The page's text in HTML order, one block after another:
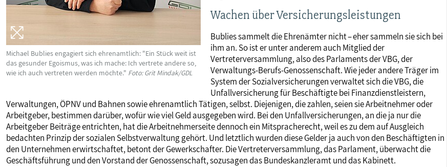
Michael Bublies engagiert sich ehrenamtlich: "Ein Stück weit ist
das gesunder Egoismus, was ich mache: Ich vertrete andere so,
wie ich auch vertreten werden möchte." Foto: Grit Mindak/GDL
Wachen über Versicherungsleistungen
Bublies sammelt die Ehrenämter nicht – eher sammeln sie sich bei
ihm an. So ist er unter anderem auch Mitglied der
Vertreterversammlung, also des Parlaments der VBG, der
Verwaltungs-Berufs-Genossenschaft. Wie jeder andere Träger im
System der Sozialversicherungen verwaltet sich die VBG, die
Unfallversicherung für Beschäftigte bei Finanzdienstleistern,
Verwaltungen, ÖPNV und Bahnen sowie ehrenamtlich Tätigen, selbst. Diejenigen, die zahlen, seien sie Arbeitnehmer oder
Arbeitgeber, bestimmen darüber, wofür wie viel Geld ausgegeben wird. Bei den Unfallversicherungen, an die ja nur die
Arbeitgeber Beiträge entrichten, hat die Arbeitnehmerseite dennoch ein Mitspracherecht, weil es zu dem auf Ausgleich
bedachten Prinzip der sozialen Selbstverwaltung gehört. Und letztlich wurden diese Gelder ja auch von den Beschäftigten in
den Unternehmen erwirtschaftet, betont der Gewerkschafter. Die Vertreterversammlung, das Parlament, überwacht die
Geschäftsführung und den Vorstand der Genossenschaft, sozusagen das Bundeskanzleramt und das Kabinett.